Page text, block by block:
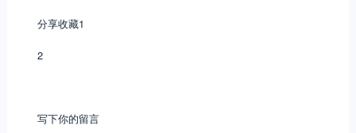
分享收藏1
2
写下你的留言